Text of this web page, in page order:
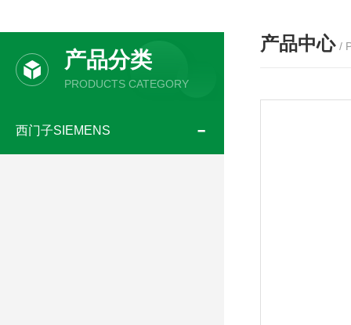
产品分类
PRODUCTS CATEGORY
西门子SIEMENS
产品中心 /